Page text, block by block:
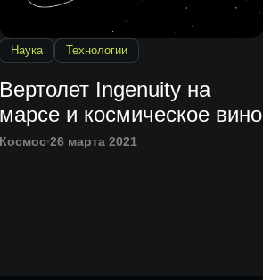
Наука Технологии
Вертолет Ingenuity на
марсе и космическое вино
Космос 26 марта 2021